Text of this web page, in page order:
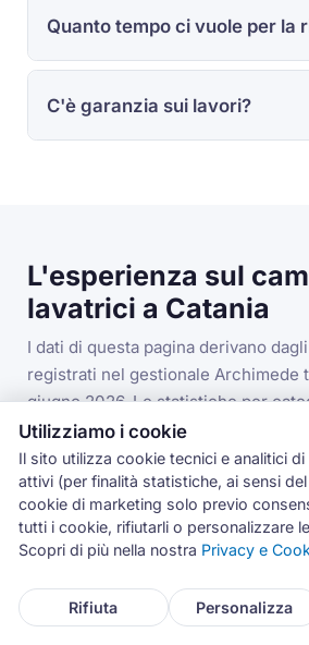
Quanto tempo ci vuole per la
C'è garanzia sui lavori?
L'esperienza sul
lavatrici a Catania
I dati di questa pagina derivano
registrati nel gestionale Archimede
giugno 2026. Le statistiche per
codice errore si riferiscono alla
provincia di Catania.
3.993
Utilizziamo i cookie
Il sito utilizza cookie tecnici e analitici
attivi (per finalità statistiche, ai sensi
cookie di marketing solo previo
tutti i cookie, rifiutarli o personalizzare
Scopri di più nella nostra Privacy e
Rifiuta Personalizza